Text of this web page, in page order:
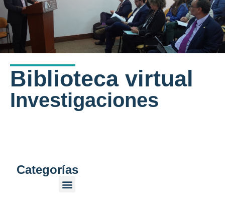
Biblioteca virtual
Investigaciones
Categorías